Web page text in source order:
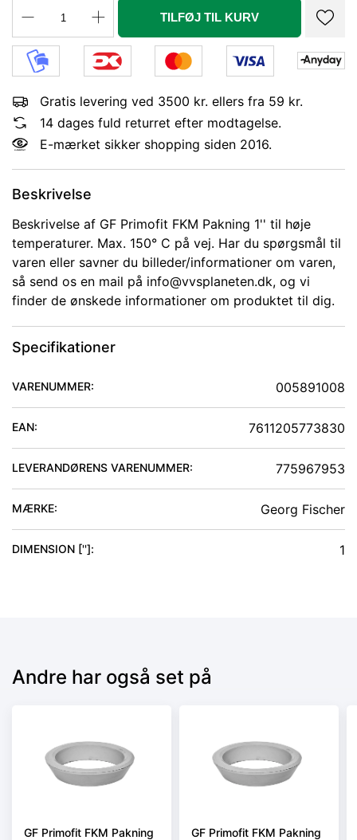
TILFØJ TIL KURV
Gratis levering ved 3500 kr. ellers fra 59 kr.
14 dages fuld returret efter modtagelse.
E-mærket sikker shopping siden 2016.
Beskrivelse
Beskrivelse af GF Primofit FKM Pakning 1'' til høje
temperaturer. Max. 150° C på vej. Har du spørgsmål til
varen eller savner du billeder/informationer om varen,
så send os en mail på info@vvsplaneten.dk, og vi
finder de ønskede informationer om produktet til dig.
Specifikationer
VARENUMMER: 005891008
EAN: 7611205773830
LEVERANDØRENS VARENUMMER: 775967953
MÆRKE: Georg Fischer
DIMENSION ['']: 1
Andre har også set på
GF Primofit FKM Pakning
GF Primofit FKM Pakning